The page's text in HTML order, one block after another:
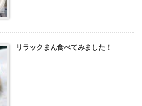
リラックまん食べてみました！